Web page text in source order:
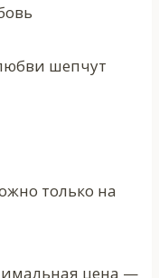
шепчут
только на
цена —